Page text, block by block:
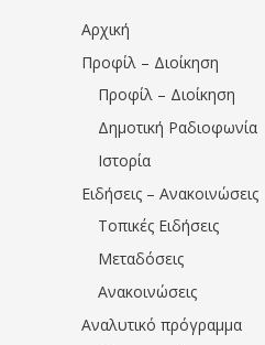
Αρχική
Προφίλ – Διοίκηση
Προφίλ – Διοίκηση
Δημοτική Ραδιοφωνία
Ιστορία
Ειδήσεις – Ανακοινώσεις
Τοπικές Ειδήσεις
Μεταδόσεις
Ανακοινώσεις
Αναλυτικό πρόγραμμα